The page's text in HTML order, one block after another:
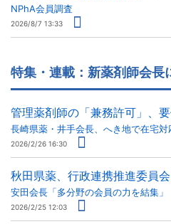
NPhA会員調査
2026/8/7 13:33
特集・連載：新薬剤師会長
管理薬剤師の「兼務許可」、
長崎県薬・井手会長、へき地で在宅対
2026/2/26 16:30
秋田県薬、行政連携推進委員
安田会長「多分野の会員の力を結集」
2026/2/25 12:03